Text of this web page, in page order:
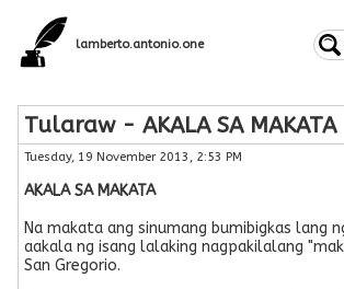
lamberto.antonio.one
Tularaw - AKALA SA MAKATA
Tuesday, 19 November 2013, 2:53 PM
AKALA SA MAKATA
Na makata ang sinumang bumibigkas lang
aakala ng isang lalaking nagpakilalang
San Gregorio.